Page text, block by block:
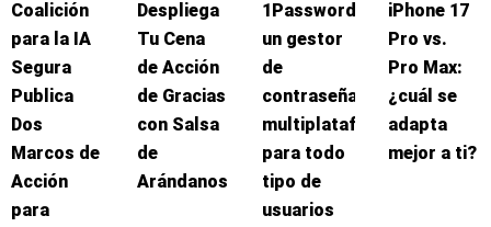
Coalición
para la IA
Segura
Publica
Dos
Marcos de
Acción
para
Despliega
Tu Cena
de Acción
de Gracias
con Salsa
de
Arándanos
1Password:
un gestor
de
contraseñas
multiplataforma
para todo
tipo de
usuarios
iPhone 17
Pro vs.
Pro Max:
¿cuál se
adapta
mejor a ti?